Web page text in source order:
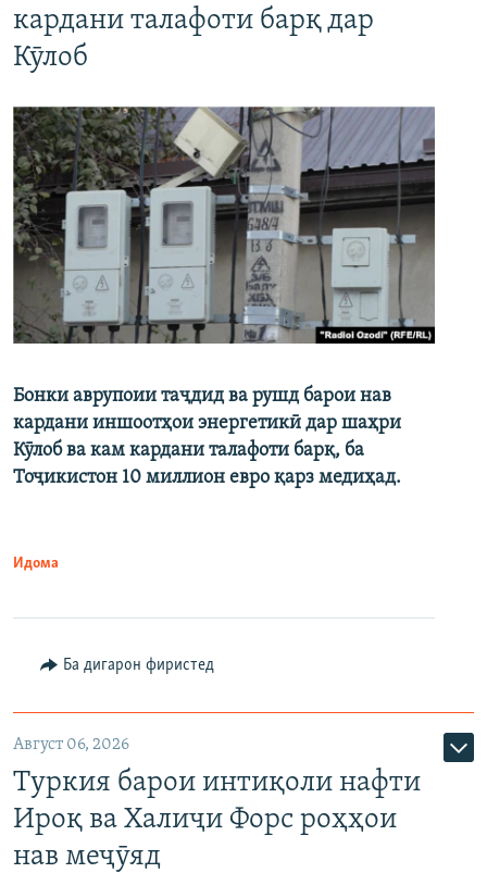
кардани талафоти барқ дар
Кӯлоб
Бонки аврупоии таҷдид ва рушд барои нав
кардани иншоотҳои энергетикӣ дар шаҳри
Кӯлоб ва кам кардани талафоти барқ, ба
Тоҷикистон 10 миллион евро қарз медиҳад.
Идома
Ба дигарон фиристед
Август 06, 2026
Туркия барои интиқоли нафти
Ироқ ва Халиҷи Форс роҳҳои
нав меҷӯяд